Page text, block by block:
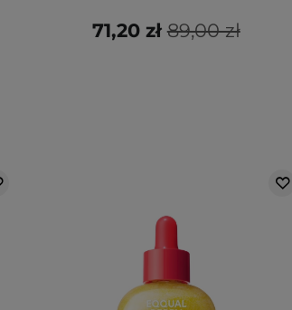
89,00 zł
71,20 zł